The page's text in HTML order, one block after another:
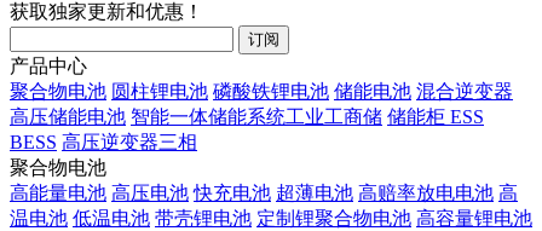
获取独家更新和优惠！
产品中心
聚合物电池 圆柱锂电池 磷酸铁锂电池 储能电池 混合逆变器
高压储能电池 智能一体储能系统工业工商储 储能柜 ESS
BESS 高压逆变器三相
聚合物电池
高能量电池 高压电池 快充电池 超薄电池 高赔率放电电池 高
温电池 低温电池 带壳锂电池 定制锂聚合物电池 高容量锂电池